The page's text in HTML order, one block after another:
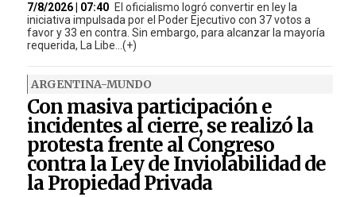
7/8/2026 | 07:40 El oficialismo logró convertir en ley la
iniciativa impulsada por el Poder Ejecutivo con 37 votos a
favor y 33 en contra. Sin embargo, para alcanzar la mayoría
requerida, La Libe...(+)
ARGENTINA-MUNDO
Con masiva participación e
incidentes al cierre, se realizó la
protesta frente al Congreso
contra la Ley de Inviolabilidad de
la Propiedad Privada